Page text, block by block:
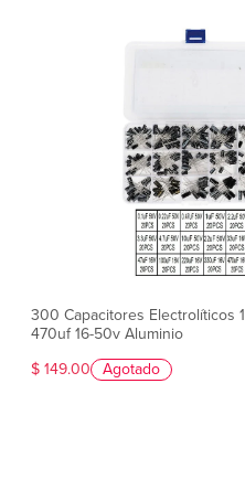
300 Capacitores Electrolíticos
470uf 16-50v Aluminio
$ 149.00
Agotado